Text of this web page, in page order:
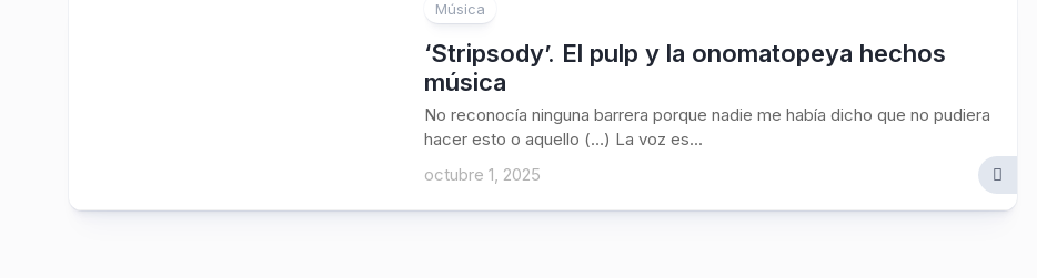
Música
‘Stripsody’. El pulp y la onomatopeya hechos
música
No reconocía ninguna barrera porque nadie me había dicho que no pudiera
hacer esto o aquello (…) La voz es...
octubre 1, 2025